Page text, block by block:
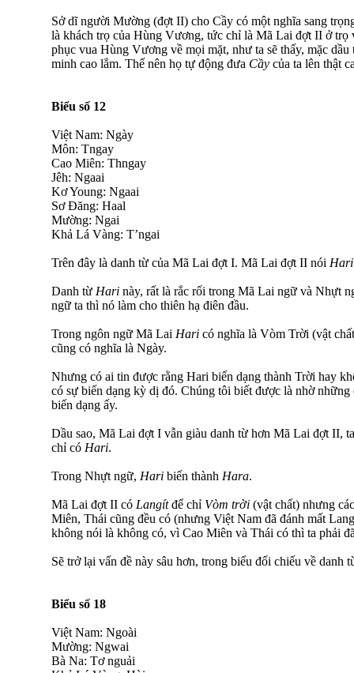
Sở dĩ người Mường (đợt II) cho Cầy có một nghĩa sang
là khách trọ của Hùng Vương, tức chỉ là Mã Lai đợt II ở
phục vua Hùng Vương về mọi mặt, như ta sẽ thấy, mặc
minh cao lắm. Thế nên họ tự động đưa Cầy của ta lên thật
Biểu số 12
Việt Nam: Ngày
Môn: Tngay
Cao Miên: Thngay
Jêh: Ngaai
Kơ Young: Ngaai
Sơ Đăng: Haal
Mường: Ngai
Khả Lá Vàng: T’ngai
Trên đây là danh từ của Mã Lai đợt I. Mã Lai đợt II nói Hari
Danh từ Hari này, rất là rắc rối trong Mã Lai ngữ và Nhựt
ngữ ta thì nó làm cho thiên hạ điên đầu.
Trong ngôn ngữ Mã Lai Hari có nghĩa là Vòm Trời (vật
cũng có nghĩa là Ngày.
Nhưng có ai tin được rằng Hari biến dạng thành Trời hay
có sự biến dạng kỳ dị đó. Chúng tôi biết được là nhờ
biến dạng ấy.
Dầu sao, Mã Lai đợt I vẫn giàu danh từ hơn Mã Lai đợt II,
chỉ có Hari.
Trong Nhựt ngữ, Hari biến thành Hara.
Mã Lai đợt II có Langítđể chỉ Vòm trời (vật chất) nhưng
Miên, Thái cũng đều có (nhưng Việt Nam đã đánh mất
không nói là không có, vì Cao Miên và Thái có thì ta phải
Sẽ trở lại vấn đề này sâu hơn, trong biểu đối chiếu về danh
Biểu số 18
Việt Nam: Ngoài
Mường: Ngwai
Bà Na: Tơ nguải